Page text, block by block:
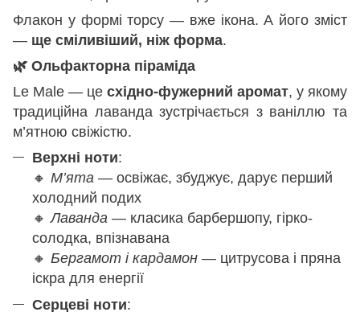
Флакон у формі торсу — вже ікона. А його зміст
— ще сміливіший, ніж форма.
🌿 Ольфакторна піраміда
Le Male — це східно-фужерний аромат, у якому
традиційна лаванда зустрічається з ваніллю та
м’ятною свіжістю.
Верхні ноти:
🔸 М’ята — освіжає, збуджує, дарує перший
холодний подих
🔸 Лаванда — класика барбершопу, гірко-
солодка, впізнавана
🔸 Бергамот і кардамон — цитрусова і пряна
іскра для енергії
Серцеві ноти: